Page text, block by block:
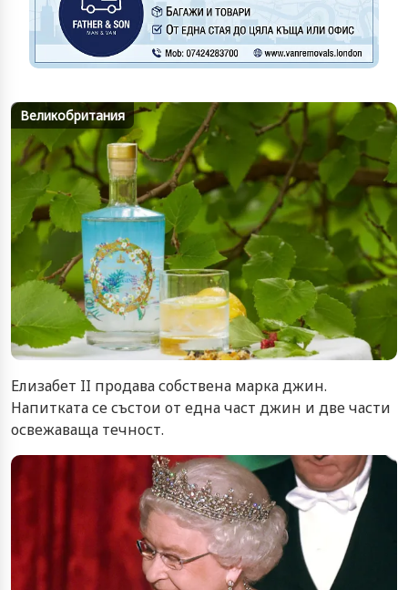
Великобритания
Елизабет II продава собствена марка джин.
Напитката се състои от една част джин и две части
освежаваща течност.